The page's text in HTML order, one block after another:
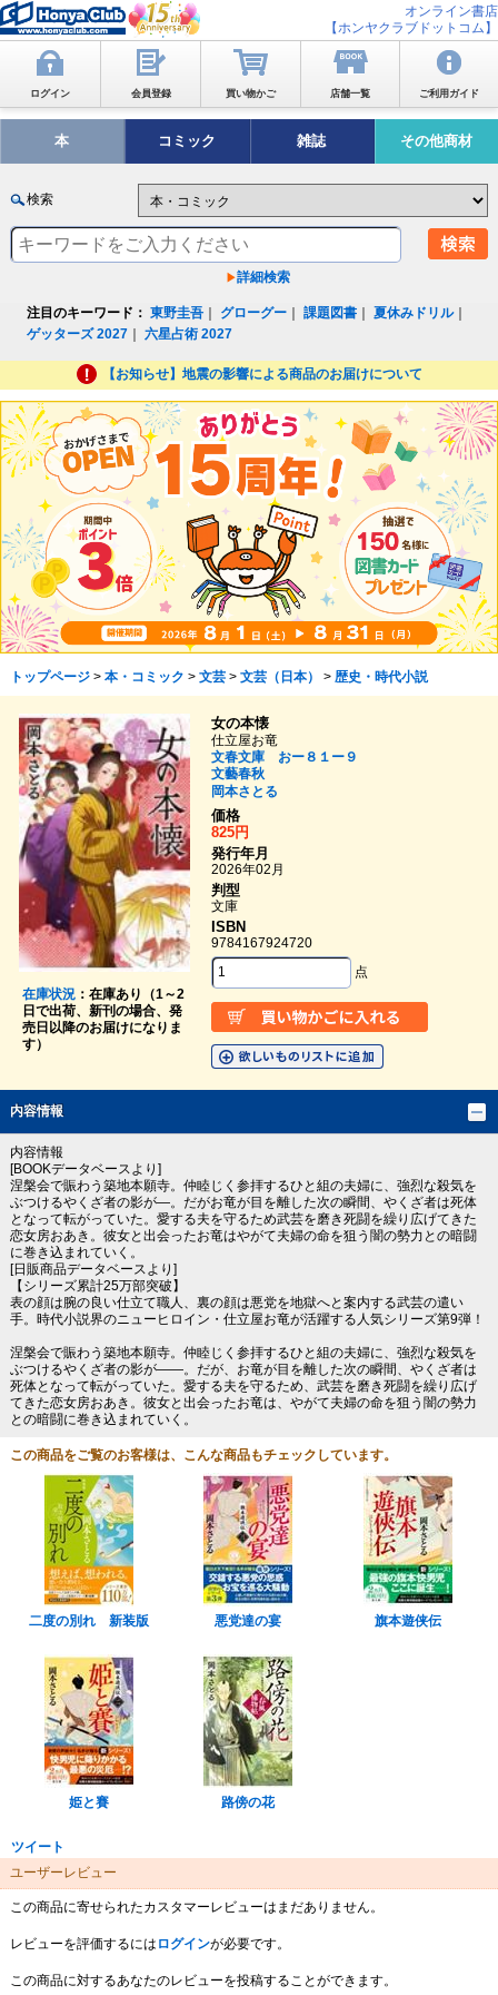
オンライン書店
【ホンヤクラブドットコム】
ログイン 会員登録 買い物かご 店舗一覧 ご利用ガイド
本 コミック 雑誌 その他商材
検索
詳細検索
注目のキーワード： 東野圭吾 グローグー ｜課題図書 ｜夏休みドリル｜
ゲッターズ 2027 ｜六星占術 2027
【お知らせ】地震の影響による商品のお届けについて
トップページ> 本・コミック > 文芸> 文芸（日本） > 歴史・時代小説
在庫状況：在庫あり（1～2
日で出荷、新刊の場合、発
売日以降のお届けになりま
す）
女の本懐
仕立屋お竜
文春文庫 おー８１ー９
文藝春秋
岡本さとる
価格
825円
発行年月
2026年02月
判型
文庫
ISBN
9784167924720
点
内容情報
内容情報
[BOOKデータベースより]
涅槃会で賑わう築地本願寺。仲睦じく参拝するひと組の夫婦に、強烈な殺気を
ぶつけるやくざ者の影が―。だがお竜が目を離した次の瞬間、やくざ者は死体
となって転がっていた。愛する夫を守るため武芸を磨き死闘を繰り広げてきた
恋女房おあき。彼女と出会ったお竜はやがて夫婦の命を狙う闇の勢力との暗闘
に巻き込まれていく。
[日販商品データベースより]
【シリーズ累計25万部突破】
表の顔は腕の良い仕立て職人、裏の顔は悪党を地獄へと案内する武芸の遣い
手。時代小説界のニューヒロイン・仕立屋お竜が活躍する人気シリーズ第9弾！
涅槃会で賑わう築地本願寺。仲睦じく参拝するひと組の夫婦に、強烈な殺気を
ぶつけるやくざ者の影が――。だが、お竜が目を離した次の瞬間、やくざ者は
死体となって転がっていた。愛する夫を守るため、武芸を磨き死闘を繰り広げ
てきた恋女房おあき。彼女と出会ったお竜は、やがて夫婦の命を狙う闇の勢力
との暗闘に巻き込まれていく。
この商品をご覧のお客様は、こんな商品もチェックしています。
二度の別れ 新装版 悪党達の宴 旗本遊侠伝
姫と賽 路傍の花
ツイート
ユーザーレビュー
この商品に寄せられたカスタマーレビューはまだありません。
レビューを評価するには ログインが必要です。
この商品に対するあなたのレビューを投稿することができます。